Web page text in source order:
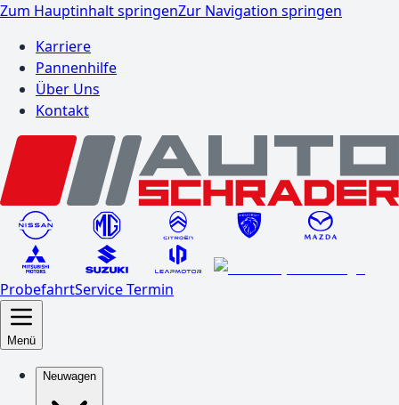
Zum Hauptinhalt springenZur Navigation springen
Karriere
Pannenhilfe
Über Uns
Kontakt
ProbefahrtService Termin
Menü
Neuwagen